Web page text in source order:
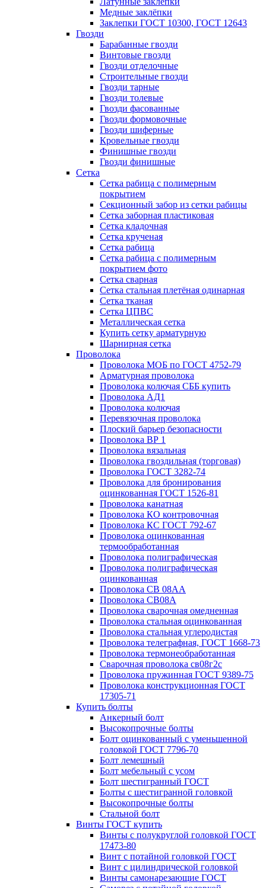
Медные заклёпки
Заклепки ГОСТ 10300, ГОСТ 12643
Гвозди
Барабанные гвозди
Винтовые гвозди
Гвозди отделочные
Строительные гвозди
Гвозди тарные
Гвозди толевые
Гвозди фасованные
Гвозди формовочные
Гвозди шиферные
Кровельные гвозди
Финишные гвозди
Гвозди финишные
Сетка
Сетка рабица с полимерным
покрытием
Секционный забор из сетки рабицы
Сетка заборная пластиковая
Сетка кладочная
Сетка крученая
Сетка рабица
Сетка рабица с полимерным
покрытием фото
Сетка сварная
Сетка стальная плетёная одинарная
Сетка тканая
Сетка ЦПВС
Металлическая сетка
Купить сетку арматурную
Шарнирная сетка
Проволока
Проволока МОБ по ГОСТ 4752-79
Арматурная проволока
Проволока колючая СББ купить
Проволока АД1
Проволока колючая
Перевязочная проволока
Плоский барьер безопасности
Проволока ВР 1
Проволока вязальная
Проволока гвоздильная (торговая)
Проволока ГОСТ 3282-74
Проволока для бронирования
оцинкованная ГОСТ 1526-81
Проволока канатная
Проволока КО контровочная
Проволока КС ГОСТ 792-67
Проволока оцинкованная
термообработанная
Проволока полиграфическая
Проволока полиграфическая
оцинкованная
Проволока СВ 08АА
Проволока СВ08А
Проволока сварочная омедненная
Проволока стальная оцинкованная
Проволока стальная углеродистая
Проволока телеграфная, ГОСТ 1668-73
Проволока термонеобработанная
Сварочная проволока св08г2с
Проволока пружинная ГОСТ 9389-75
Проволока конструкционная ГОСТ
17305-71
Купить болты
Анкерный болт
Высокопрочные болты
Болт оцинкованный с уменьшенной
головкой ГОСТ 7796-70
Болт лемешный
Болт мебельный с усом
Болт шестигранный ГОСТ
Болты с шестигранной головкой
Высокопрочные болты
Стальной болт
Винты ГОСТ купить
Винты с полукруглой головкой ГОСТ
17473-80
Винт с потайной головкой ГОСТ
Винт с цилиндрической головкой
Винты самонарезающие ГОСТ